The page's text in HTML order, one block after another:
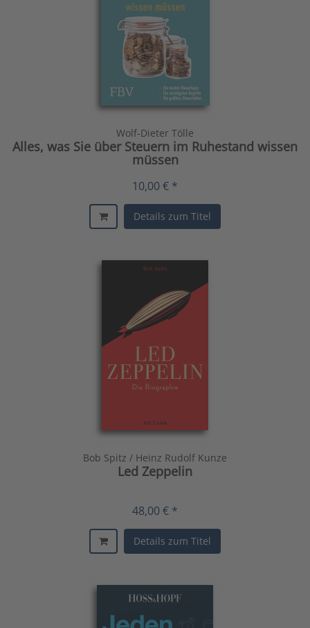
Wolf-Dieter Tölle
Alles, was Sie über Steuern im Ruhestand wissen
müssen
10,00 € *
Details zum Titel
Bob Spitz / Heinz Rudolf Kunze
Led Zeppelin
48,00 € *
Details zum Titel